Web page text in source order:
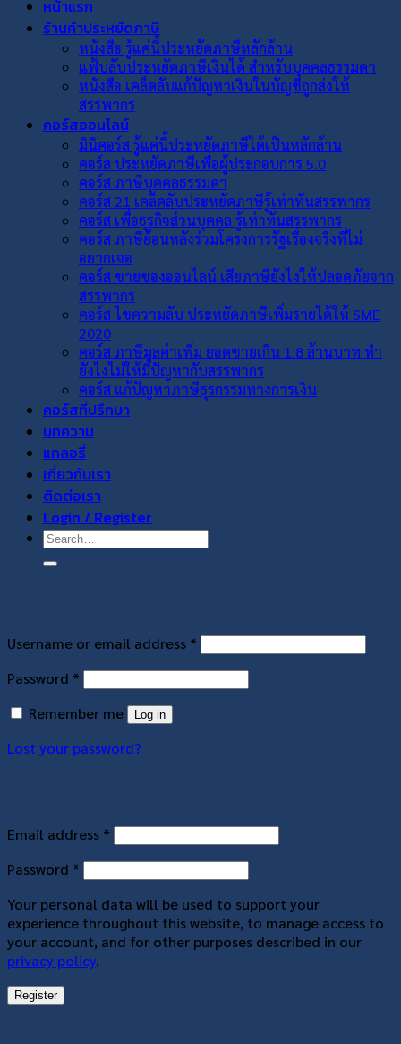
หน้าแรก
ร้านค้าประหยัดภาษี
หนังสือ รู้แค่นี้ประหยัดภาษีหลักล้าน
แฟ้บลับประหยัดภาษีเงินได้ สำหรับบุคคลธรรมดา
หนังสือ เคล็ดลับแก้ปัญหาเงินในบัญชีถูกส่งให้
สรรพากร
คอร์สออนไลน์
มินิคอร์ส รู้แค่นี้ประหยัดภาษีได้เป็นหลักล้าน
คอร์ส ประหยัดภาษีเพื่อผู้ประกอบการ 5.0
คอร์ส ภาษีบุคคลธรรมดา
คอร์ส 21 เคล็ดลับประหยัดภาษีรู้เท่าทันสรรพากร
คอร์ส เพื่อธุรกิจส่วนบุคคล รู้เท่าทันสรรพากร
คอร์ส ภาษีย้อนหลังร่วมโครงการรัฐเรื่องจริงที่ไม่
อยากเจอ
คอร์ส ขายของออนไลน์ เสียภาษียังไงให้ปลอดภัยจาก
สรรพากร
คอร์ส ไขความลับ ประหยัดภาษีเพิ่มรายได้ให้ SME
2020
คอร์ส ภาษีมูลค่าเพิ่ม ยอดขายเกิน 1.8 ล้านบาท ทำ
ยังไงไม่ให้มีปัญหากับสรรพากร
คอร์ส แก้ปัญหาภาษีธุรกรรมทางการเงิน
คอร์สที่ปรึกษา
บทความ
แกลอรี่
เกี่ยวกับเรา
ติดต่อเรา
Login / Register
Search
for:
Username or email address * Required
Password * Required
Remember me
Log in
Lost your password?
Email address * Required
Password * Required
Your personal data will be used to support your
experience throughout this website, to manage access to
your account, and for other purposes described in our
privacy policy.
Register